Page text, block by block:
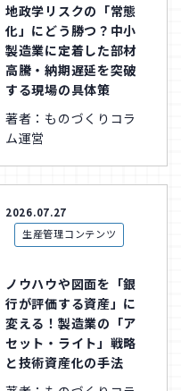
地政学リスクの「常態
化」にどう勝つ？中小
製造業に定着した部材
高騰・納期遅延を突破
する現場の具体策
著者：ものづくりコラ
ム運営
2026.07.27
生産管理コンテンツ
ノウハウや図面を「銀
行が評価する資産」に
変える！製造業の「ア
セット・ライト」戦略
と技術資産化の手法